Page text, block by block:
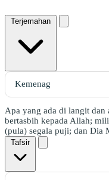
Terjemahan
Apa yang ada di langit dan
bertasbih kepada Allah;
(pula) segala puji; dan Dia
Tafsir